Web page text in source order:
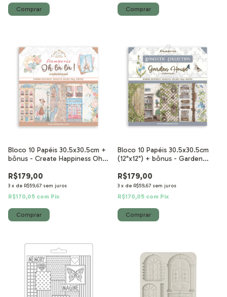
Bloco 10 Papéis 30.5x30.5cm +
bônus - Create Happiness Oh lá
R$179,00
3 x de R$59,67 sem juros
R$170,05 com Pix
Bloco 10 Papéis 30.5x30.5cm
(12"x12") + bônus - Garden
R$179,00
3 x de R$59,67 sem juros
R$170,05 com Pix